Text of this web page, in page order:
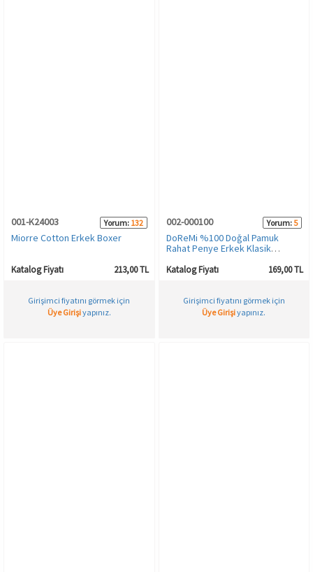
001-K24003 Yorum: 132
Miorre Cotton Erkek Boxer
Katalog Fiyatı 213,00 TL
Girişimci fiyatını görmek için
Üye Girişiyapınız.
002-000100 Yorum:5
DoReMi %100 Doğal Pamuk
Rahat Penye Erkek Klasik
Katalog Fiyatı 169,00 TL
Girişimci fiyatını görmek için
Üye Girişiyapınız.